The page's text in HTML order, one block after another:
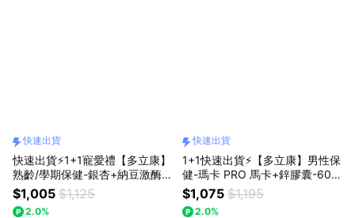
快速出貨
快速出貨⚡1+1寵愛禮【多立康】
熟齡/學期保健-銀杏+納豆激酶-2
入組 贈莓果風味維他命C+E-60
粒/包
$1,005 $1,125
2.0%
快速出貨
1+1快速出貨⚡【多立康】男性保
健-瑪卡 PRO 馬卡+鋅膠囊-60
粒/瓶-2入組 贈莓果風味維他命C
+E-60粒/包
$1,075 $1,195
2.0%